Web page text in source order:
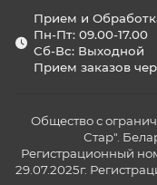
Прием и
Пн-Пт: 09.00-17.00
Сб-Вс: Выходной
Прием заказов
Общество с
Стар".
Регистрационный
29.07.2025г.